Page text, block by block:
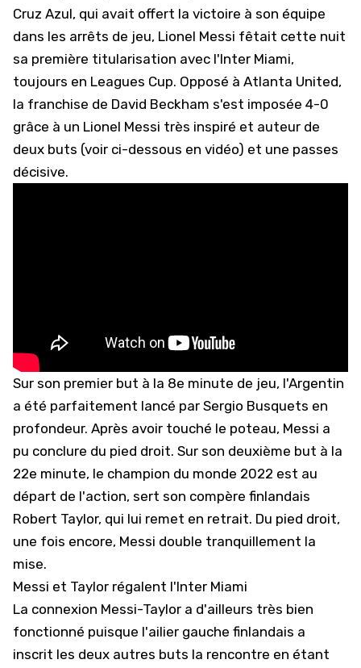
Cruz Azul, qui avait offert la victoire à son équipe
dans les arrêts de jeu, Lionel Messi fêtait cette nuit
sa première titularisation avec l'Inter Miami,
toujours en Leagues Cup. Opposé à Atlanta United,
la franchise de David Beckham s'est imposée 4-0
grâce à un Lionel Messi très inspiré et auteur de
deux buts (voir ci-dessous en vidéo) et une passes
décisive.
Sur son premier but à la 8e minute de jeu, l'Argentin
a été parfaitement lancé par Sergio Busquets en
profondeur. Après avoir touché le poteau, Messi a
pu conclure du pied droit. Sur son deuxième but à la
22e minute, le champion du monde 2022 est au
départ de l'action, sert son compère finlandais
Robert Taylor, qui lui remet en retrait. Du pied droit,
une fois encore, Messi double tranquillement la
mise.
Messi et Taylor régalent l'Inter Miami
La connexion Messi-Taylor a d'ailleurs très bien
fonctionné puisque l'ailier gauche finlandais a
inscrit les deux autres buts la rencontre en étant